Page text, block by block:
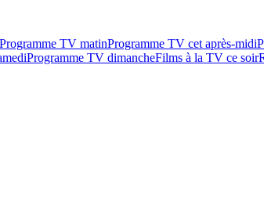
Programme TV matinProgramme TV cet après-midi
Programme TV dimancheFilms à la TV ce soir